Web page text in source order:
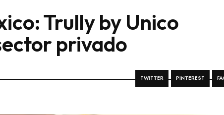
Trully by Unico
privado
TWITTER PINTEREST